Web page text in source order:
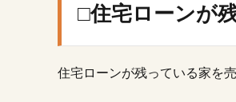
4: 売
2.5.
□住宅ローンが
住宅ローンが残っている家を